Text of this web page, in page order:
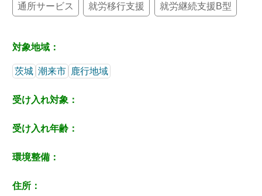
通所サービス 就労移行支援 就労継続支援B型
対象地域：
茨城 潮来市 鹿行地域
受け入れ対象：
受け入れ年齢：
環境整備：
住所：